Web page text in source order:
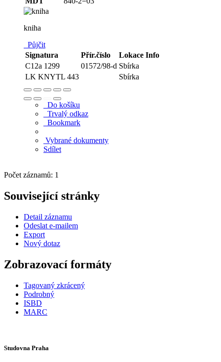
kniha
Půjčit
Signatura
Přír.číslo Lokace Info
C12a 1299
01572/98-d Sbírka
LK KNYTL 443
Sbírka
Do košíku
Trvalý odkaz
Bookmark
Vybrané dokumenty
Sdílet
Počet záznamů: 1
Související stránky
Detail záznamu
Odeslat e-mailem
Export
Nový dotaz
Zobrazovací formáty
Tagovaný zkrácený
Podrobný
ISBD
MARC
Studovna Praha